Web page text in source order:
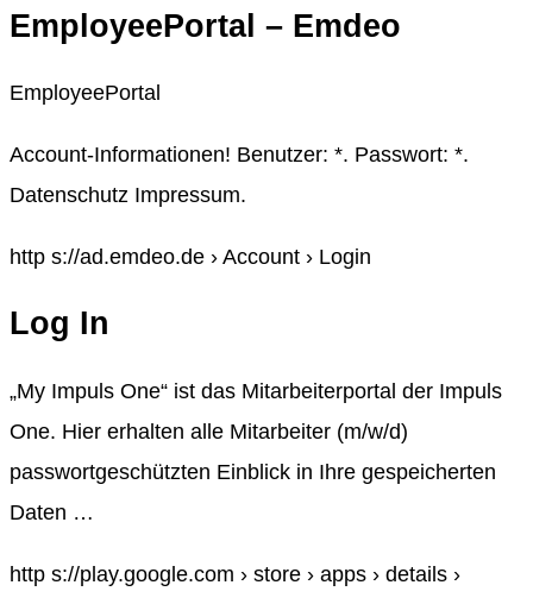
EmployeePortal – Emdeo
EmployeePortal
Account-Informationen! Benutzer: *. Passwort: *.
Datenschutz Impressum.
http s://ad.emdeo.de › Account › Login
Log In
„My Impuls One“ ist das Mitarbeiterportal der Impuls
One. Hier erhalten alle Mitarbeiter (m/w/d)
passwortgeschützten Einblick in Ihre gespeicherten
Daten …
http s://play.google.com › store › apps › details ›